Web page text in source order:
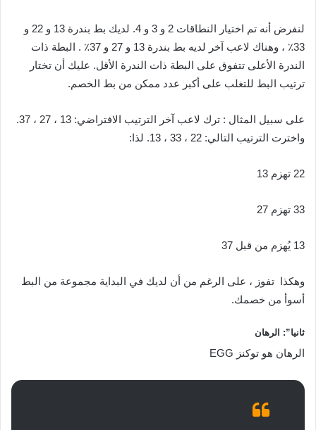
لنفرض أنه تم اختيار النطاقات 2 و 3 و 4. لديك بط بندرة 13 و 22 و
33٪ ، وهناك لاعب آخر لديه بط بندرة 13 و 27 و 37٪ . البطة ذات
الندرة الأعلى تتفوق على البطة ذات الندرة الأقل. عليك أن تختار
ترتيب البط للتغلب على أكبر عدد ممكن من بط الخصم.‌‌
على سبيل المثال : ترك لاعب آخر الترتيب الافتراضي: 13 ، 27 ، 37.
واخترت الترتيب التالي: 22 ، 33 ، 13. لذا:
22 تهزم 13
33 تهزم 27
13 يُهزم من قبل 37
وهكذا تفوز ، على الرغم من أن لديك في البداية مجموعة من البط
أسوأ من خصمك.‌‌
ثانيا”: الرهان
الرهان هو توكنز EGG